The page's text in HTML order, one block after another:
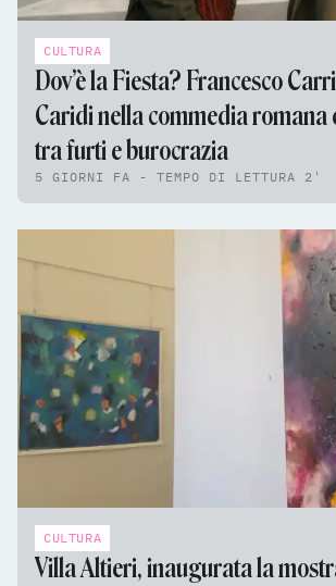
CULTURA
Dov’è la Fiesta? Francesco
Caridi nella commedia romana
tra furti e burocrazia
5 GIORNI FA - TEMPO DI LETTURA 2'
CULTURA
Villa Altieri, inaugurata la